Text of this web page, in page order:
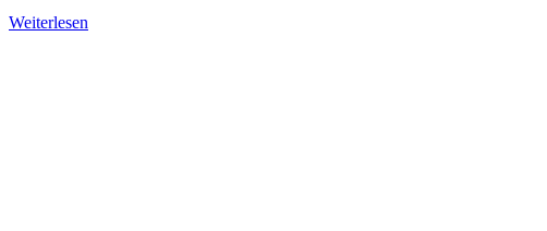
Weiterlesen